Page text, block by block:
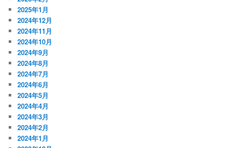
2025年1月
2024年12月
2024年11月
2024年10月
2024年9月
2024年8月
2024年7月
2024年6月
2024年5月
2024年4月
2024年3月
2024年2月
2024年1月